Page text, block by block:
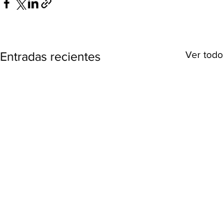
Entradas recientes Ver todo